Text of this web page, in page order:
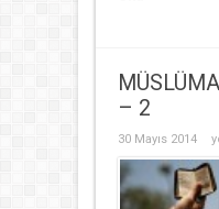
– 2
30 Mayıs 2014
–
2